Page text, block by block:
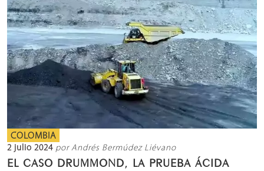
COLOMBIA
2 julio 2024 por Andrés Bermúdez Liévano
EL CASO DRUMMOND, LA PRUEBA ÁCIDA